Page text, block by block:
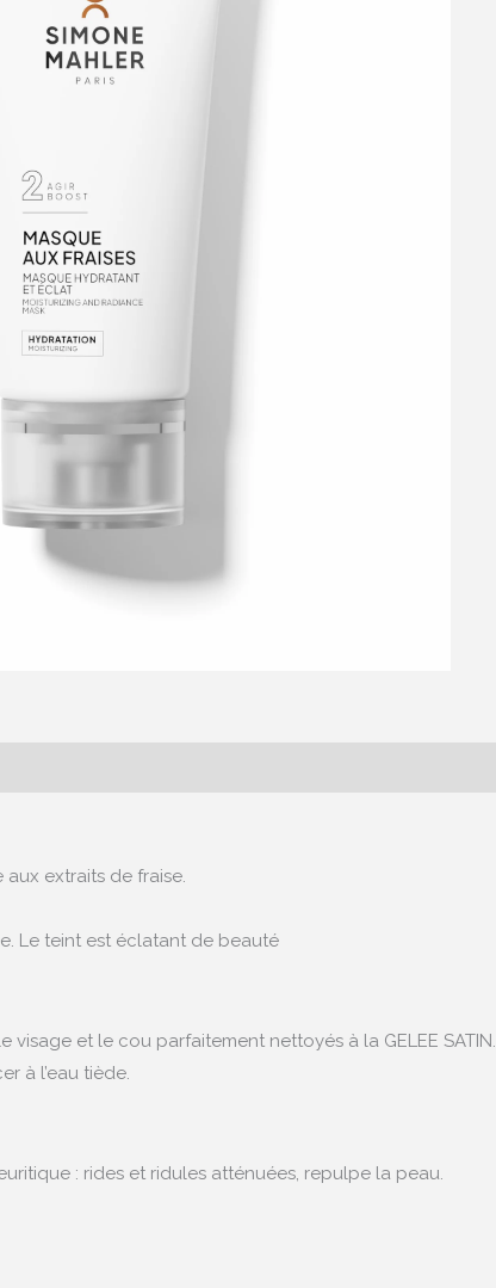
extraits de fraise.
Le teint est éclatant de beauté
visage et le cou parfaitement nettoyés à la GELEE SATIN.
à l’eau tiède.
: rides et ridules atténuées, repulpe la peau.